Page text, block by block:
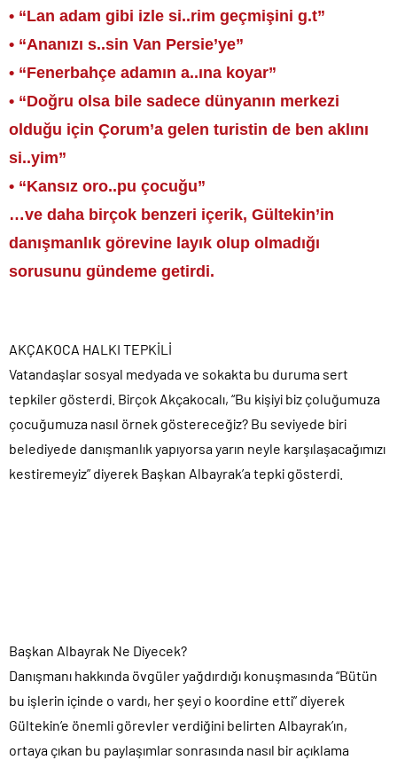
• “Lan adam gibi izle si..rim geçmişini g.t”
• “Ananızı s..sin Van Persie’ye”
• “Fenerbahçe adamın a..ına koyar”
• “Doğru olsa bile sadece dünyanın merkezi
olduğu için Çorum’a gelen turistin de ben aklını
si..yim”
• “Kansız oro..pu çocuğu”
…ve daha birçok benzeri içerik, Gültekin’in
danışmanlık görevine layık olup olmadığı
sorusunu gündeme getirdi.
AKÇAKOCA HALKI TEPKİLİ
Vatandaşlar sosyal medyada ve sokakta bu duruma sert
tepkiler gösterdi. Birçok Akçakocalı, “Bu kişiyi biz çoluğumuza
çocuğumuza nasıl örnek göstereceğiz? Bu seviyede biri
belediyede danışmanlık yapıyorsa yarın neyle karşılaşacağımızı
kestiremeyiz” diyerek Başkan Albayrak’a tepki gösterdi.
Başkan Albayrak Ne Diyecek?
Danışmanı hakkında övgüler yağdırdığı konuşmasında “Bütün
bu işlerin içinde o vardı, her şeyi o koordine etti” diyerek
Gültekin’e önemli görevler verdiğini belirten Albayrak’ın,
ortaya çıkan bu paylaşımlar sonrasında nasıl bir açıklama